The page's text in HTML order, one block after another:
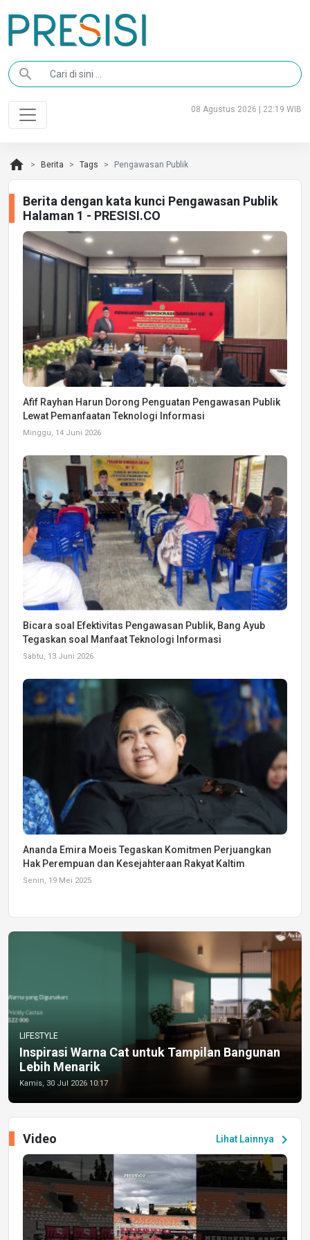
search
08 Agustus 2026 | 22:19 WIB
home Berita Tags Pengawasan Publik
Berita dengan kata kunci Pengawasan Publik
Halaman 1 - PRESISI.CO
Afif Rayhan Harun Dorong Penguatan Pengawasan Publik
Lewat Pemanfaatan Teknologi Informasi
Minggu, 14 Juni 2026
Bicara soal Efektivitas Pengawasan Publik, Bang Ayub
Tegaskan soal Manfaat Teknologi Informasi
Sabtu, 13 Juni 2026
Ananda Emira Moeis Tegaskan Komitmen Perjuangkan
Hak Perempuan dan Kesejahteraan Rakyat Kaltim
Senin, 19 Mei 2025
LIFESTYLE
Inspirasi Warna Cat untuk Tampilan Bangunan
Lebih Menarik
Kamis, 30 Jul 2026 10:17
Lihat Lainnya chevron_right
Video